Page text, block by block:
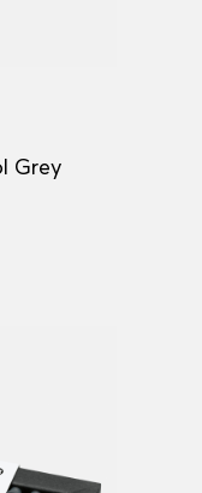
Grey